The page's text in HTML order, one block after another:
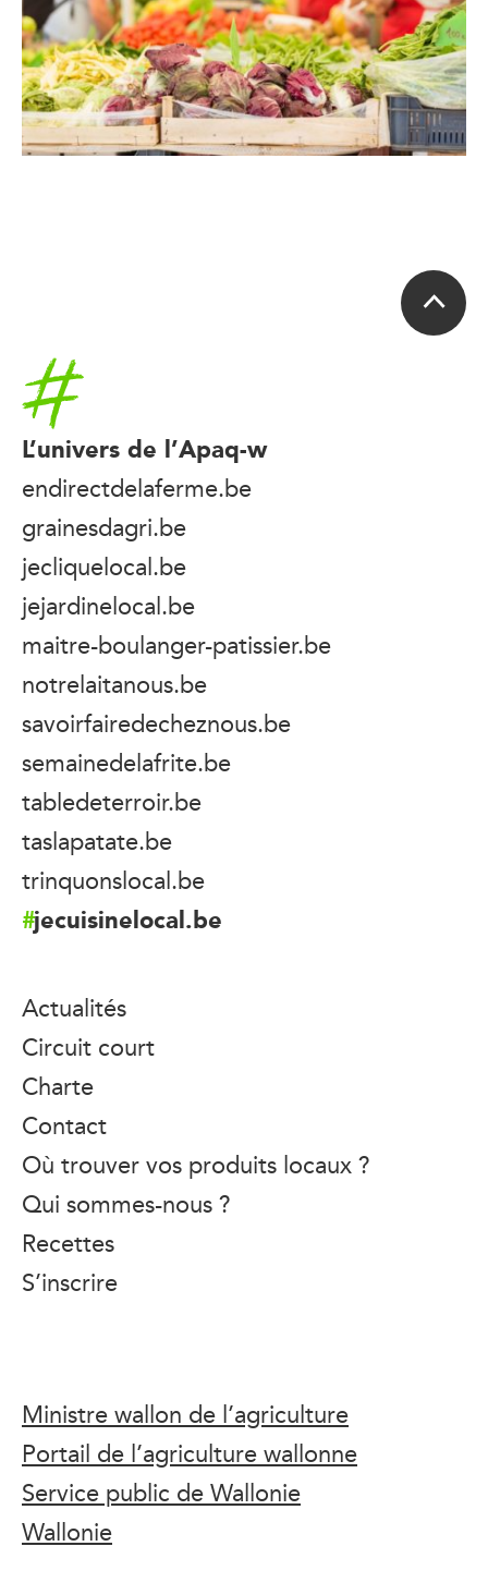
Accueil
L’univers de l’Apaq-w
endirectdelaferme.be
grainesdagri.be
jecliquelocal.be
jejardinelocal.be
maitre-boulanger-patissier.be
notrelaitanous.be
savoirfairedecheznous.be
semainedelafrite.be
tabledeterroir.be
taslapatate.be
trinquonslocal.be
jecuisinelocal.be
Actualités
Circuit court
Charte
Contact
Où trouver vos produits locaux ?
Qui sommes-nous ?
Recettes
S’inscrire
Ministre wallon de l’agriculture
Portail de l’agriculture wallonne
Service public de Wallonie
Wallonie